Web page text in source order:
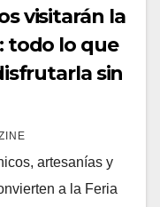
visitarán la
todo lo que
sin
artesanías y
a la Feria